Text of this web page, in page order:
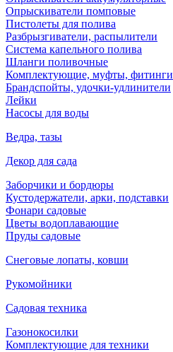
Опрыскиватели помповые
Пистолеты для полива
Разбрызгиватели, распылители
Система капельного полива
Шланги поливочные
Комплектующие, муфты, фитинги
Брандспойты, удочки-удлинители
Лейки
Насосы для воды
Ведра, тазы
Декор для сада
Заборчики и бордюры
Кустодержатели, арки, подставки
Фонари садовые
Цветы водоплавающие
Пруды садовые
Снеговые лопаты, ковши
Рукомойники
Садовая техника
Газонокосилки
Комплектующие для техники